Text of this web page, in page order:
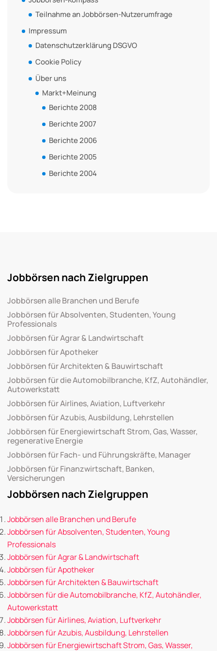
Teilnahme an Jobbörsen-Nutzerumfrage
Impressum
Datenschutzerklärung DSGVO
Cookie Policy
Über uns
Markt+Meinung
Berichte 2008
Berichte 2007
Berichte 2006
Berichte 2005
Berichte 2004
Jobbörsen nach Zielgruppen
Jobbörsen alle Branchen und Berufe
Jobbörsen für Absolventen, Studenten, Young
Professionals
Jobbörsen für Agrar & Landwirtschaft
Jobbörsen für Apotheker
Jobbörsen für Architekten & Bauwirtschaft
Jobbörsen für die Automobilbranche, KfZ, Autohändler,
Autowerkstatt
Jobbörsen für Airlines, Aviation, Luftverkehr
Jobbörsen für Azubis, Ausbildung, Lehrstellen
Jobbörsen für Energiewirtschaft Strom, Gas, Wasser,
regenerative Energie
Jobbörsen für Fach- und Führungskräfte, Manager
Jobbörsen für Finanzwirtschaft, Banken,
Versicherungen
Jobbörsen nach Zielgruppen
Jobbörsen alle Branchen und Berufe
Jobbörsen für Absolventen, Studenten, Young
Professionals
Jobbörsen für Agrar & Landwirtschaft
Jobbörsen für Apotheker
Jobbörsen für Architekten & Bauwirtschaft
Jobbörsen für die Automobilbranche, KfZ, Autohändler,
Autowerkstatt
Jobbörsen für Airlines, Aviation, Luftverkehr
Jobbörsen für Azubis, Ausbildung, Lehrstellen
Jobbörsen für Energiewirtschaft Strom, Gas, Wasser,